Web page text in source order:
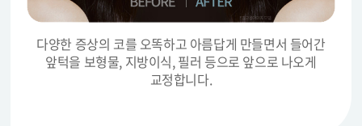
다양한 증상의 코를 오똑하고 아름답게 만들면서 들어간
앞턱을 보형물, 지방이식, 필러 등으로 앞으로 나오게
교정합니다.